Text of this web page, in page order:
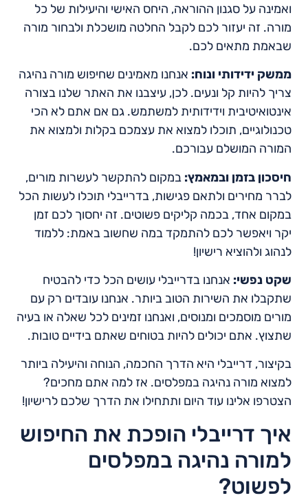
ואמינה על סגנון ההוראה, היחס האישי והיעילות של כל
מורה. זה יעזור לכם לקבל החלטה מושכלת ולבחור מורה
שבאמת מתאים לכם.
ממשק ידידותי ונוח: אנחנו מאמינים שחיפוש מורה נהיגה
צריך להיות קל ונעים. לכן, עיצבנו את האתר שלנו בצורה
אינטואיטיבית וידידותית למשתמש. גם אם אתם לא הכי
טכנולוגיים, תוכלו למצוא את עצמכם בקלות ולמצוא את
המורה המושלם עבורכם.
חיסכון בזמן ובמאמץ: במקום להתקשר לעשרות מורים,
לברר מחירים ולתאם פגישות, בדרייבלי תוכלו לעשות הכל
במקום אחד, בכמה קליקים פשוטים. זה יחסוך לכם זמן
יקר ויאפשר לכם להתמקד במה שחשוב באמת: ללמוד
לנהוג ולהוציא רישיון!
שקט נפשי: אנחנו בדרייבלי עושים הכל כדי להבטיח
שתקבלו את השירות הטוב ביותר. אנחנו עובדים רק עם
מורים מוסמכים ומנוסים, ואנחנו זמינים לכל שאלה או בעיה
שתצוץ. אתם יכולים להיות בטוחים שאתם בידיים טובות.
בקיצור, דרייבלי היא הדרך החכמה, הנוחה והיעילה ביותר
למצוא מורה נהיגה במפלסים. אז למה אתם מחכים?
הצטרפו אלינו עוד היום ותתחילו את הדרך שלכם לרישיון!
איך דרייבלי הופכת את החיפוש
למורה נהיגה במפלסים
לפשוט?